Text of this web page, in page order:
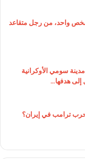
واحد، من رجل متقاعد
سومي الأوكرانية
إلى هدفها…
ترامب في إيران؟